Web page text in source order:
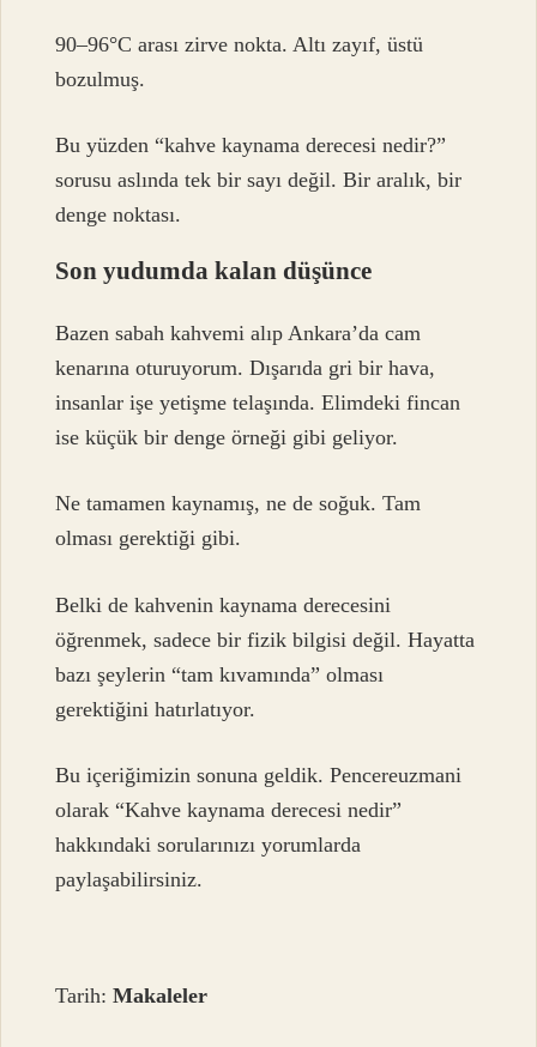
90–96°C arası zirve nokta. Altı zayıf, üstü
bozulmuş.
Bu yüzden “kahve kaynama derecesi nedir?”
sorusu aslında tek bir sayı değil. Bir aralık, bir
denge noktası.
Son yudumda kalan düşünce
Bazen sabah kahvemi alıp Ankara’da cam
kenarına oturuyorum. Dışarıda gri bir hava,
insanlar işe yetişme telaşında. Elimdeki fincan
ise küçük bir denge örneği gibi geliyor.
Ne tamamen kaynamış, ne de soğuk. Tam
olması gerektiği gibi.
Belki de kahvenin kaynama derecesini
öğrenmek, sadece bir fizik bilgisi değil. Hayatta
bazı şeylerin “tam kıvamında” olması
gerektiğini hatırlatıyor.
Bu içeriğimizin sonuna geldik. Pencereuzmani
olarak “Kahve kaynama derecesi nedir”
hakkındaki sorularınızı yorumlarda
paylaşabilirsiniz.
Tarih:Makaleler